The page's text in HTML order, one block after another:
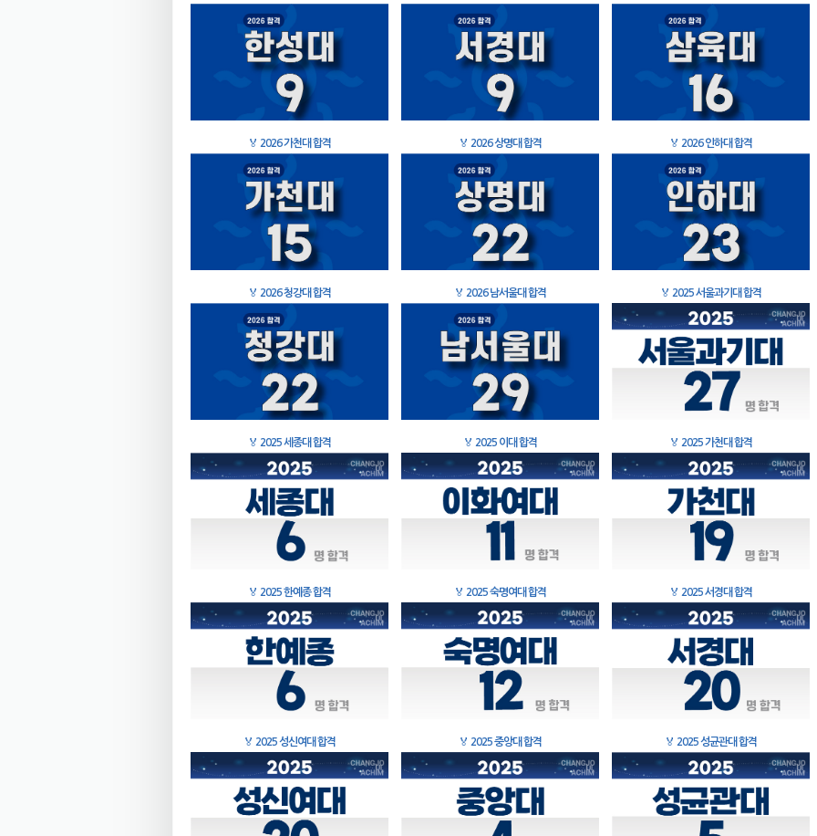
🏅 2026 가천대 합격 🏅 2026 상명대 합격 🏅 2026 인하대 합격
🏅 2026 청강대 합격 🏅 2026 남서울대 합격 🏅 2025 서울과기대 합격
🏅 2025 세종대 합격 🏅 2025 이대 합격 🏅 2025 가천대 합격
🏅 2025 한예종 합격 🏅 2025 숙명여대 합격 🏅 2025 서경대 합격
🏅 2025 성신여대 합격 🏅 2025 중앙대 합격 🏅 2025 성균관대 합격